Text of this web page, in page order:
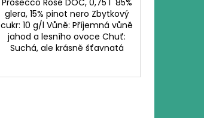
Prosecco Rosé DOC, 0,75 l 85%
glera, 15% pinot nero Zbytkový
cukr: 10 g/l Vůně: Příjemná vůně
jahod a lesního ovoce Chuť:
Suchá, ale krásně šťavnatá